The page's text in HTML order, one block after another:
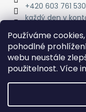
Používáme
pohodlné
webu neustále
použitelnost. Více
+420 603 761 530
každý den v